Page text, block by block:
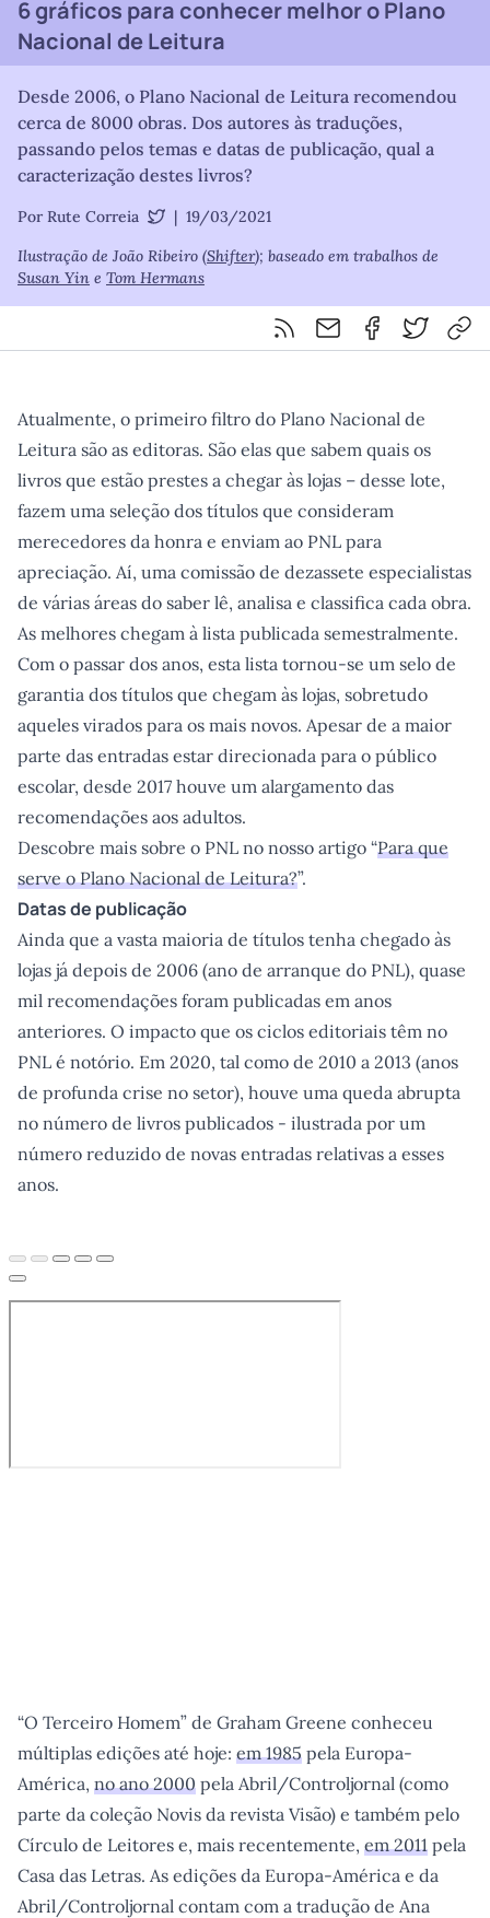
6 gráficos para conhecer melhor o Plano
Nacional de Leitura
Desde 2006, o Plano Nacional de Leitura recomendou
cerca de 8000 obras. Dos autores às traduções,
passando pelos temas e datas de publicação, qual a
caracterização destes livros?
Por Rute Correia
| 19/03/2021
Ilustração de João Ribeiro (Shifter); baseado em trabalhos de
Susan Yin e Tom Hermans
Feed RSS
Partilhar por email
Partilhar por
Partilhar
Atualmente, o primeiro filtro do Plano Nacional de
Leitura são as editoras. São elas que sabem quais os
livros que estão prestes a chegar às lojas – desse lote,
fazem uma seleção dos títulos que consideram
merecedores da honra e enviam ao PNL para
apreciação. Aí, uma comissão de dezassete especialistas
de várias áreas do saber lê, analisa e classifica cada obra.
As melhores chegam à lista publicada semestralmente.
Com o passar dos anos, esta lista tornou-se um selo de
garantia dos títulos que chegam às lojas, sobretudo
aqueles virados para os mais novos. Apesar de a maior
parte das entradas estar direcionada para o público
escolar, desde 2017 houve um alargamento das
recomendações aos adultos.
Descobre mais sobre o PNL no nosso artigo “Para que
serve o Plano Nacional de Leitura?”.
Datas de publicação
Ainda que a vasta maioria de títulos tenha chegado às
lojas já depois de 2006 (ano de arranque do PNL), quase
mil recomendações foram publicadas em anos
anteriores. O impacto que os ciclos editoriais têm no
PNL é notório. Em 2020, tal como de 2010 a 2013 (anos
de profunda crise no setor), houve uma queda abrupta
no número de livros publicados - ilustrada por um
número reduzido de novas entradas relativas a esses
anos.
“O Terceiro Homem” de Graham Greene conheceu
múltiplas edições até hoje: em 1985 pela Europa-
América, no ano 2000 pela Abril/Controljornal (como
parte da coleção Novis da revista Visão) e também pelo
Círculo de Leitores e, mais recentemente, em 2011 pela
Casa das Letras. As edições da Europa-América e da
Abril/Controljornal contam com a tradução de Ana